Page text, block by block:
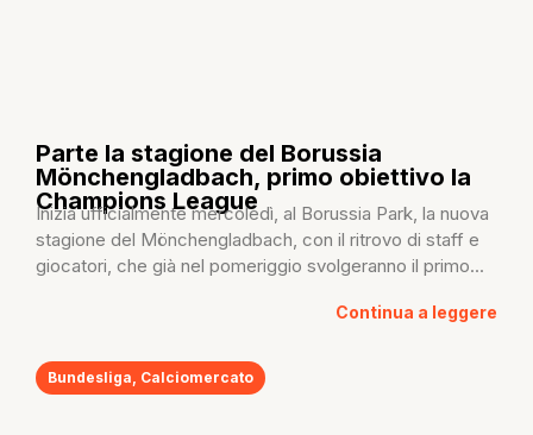
Parte la stagione del Borussia
Mönchengladbach, primo obiettivo la
Champions League
Inizia ufficialmente mercoledì, al Borussia Park, la nuova
stagione del Mönchengladbach, con il ritrovo di staff e
giocatori, che già nel pomeriggio svolgeranno il primo...
Continua a leggere
Bundesliga Calciomercato